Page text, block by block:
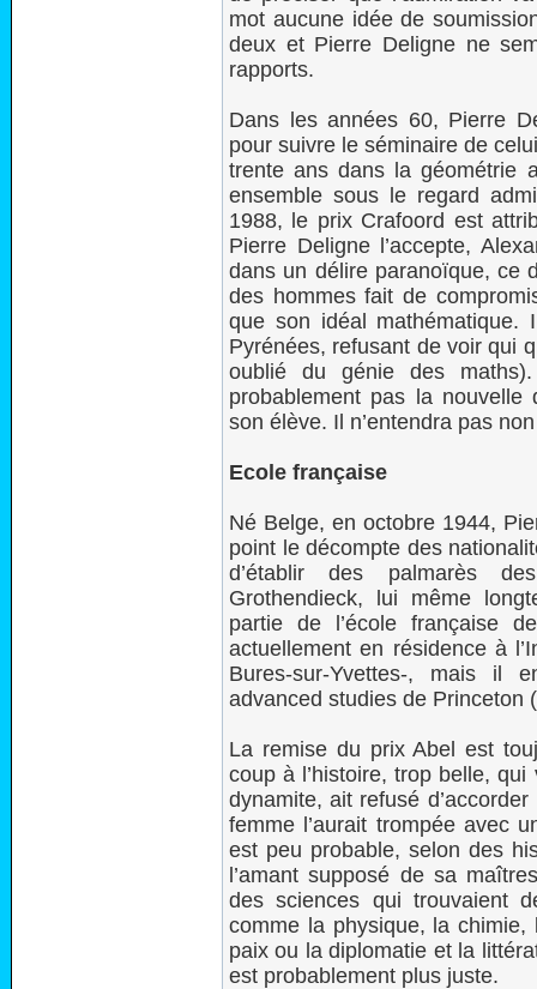
mot aucune idée de
deux et Pierre Deligne ne
rapports.
Dans les années 60, Pierre
pour suivre le séminaire de
trente ans dans la géométrie
ensemble sous le regard
1988, le prix Crafoord est
Pierre Deligne l’accepte,
dans un délire paranoïque, ce
des hommes fait de
que son idéal mathématique.
Pyrénées, refusant de voir qui
oublié du génie des
probablement pas la
son élève. Il n’entendra pas
Ecole française
Né Belge, en octobre 1944,
point le décompte des
d’établir des palmarès
Grothendieck, lui même
partie de l’école française
actuellement en résidence à
Bures-sur-Yvettes-, mais il
advanced studies de Princeton
La remise du prix Abel est
coup à l’histoire, trop belle, qui
dynamite, ait refusé
femme l’aurait trompée avec
est peu probable, selon des
l’amant supposé de sa
des sciences qui trouvaient
comme la physique, la
paix ou la diplomatie et la
est probablement plus juste.